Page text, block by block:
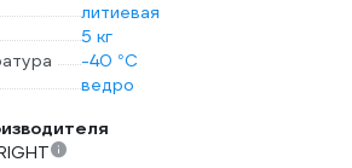
литиевая
5 кг
-40 °С
ведро